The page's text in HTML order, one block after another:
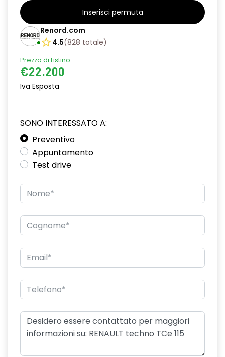
Inserisci permuta
Renord.com
4.5(828 totale)
Prezzo di Listino
€22.200
Iva Esposta
SONO INTERESSATO A:
Preventivo
Appuntamento
Test drive